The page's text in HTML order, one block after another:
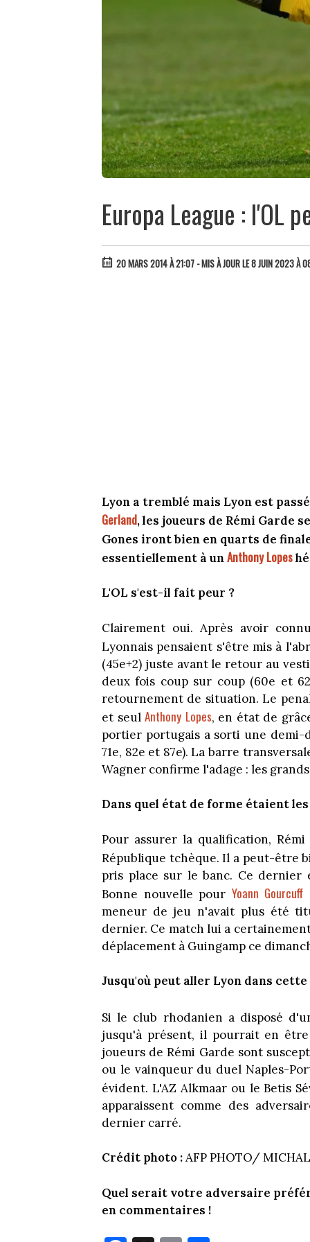
Europa League : l'OL
20 MARS 2014 À 21:07 - MIS À JOUR LE 8 JUIN 2023 À
Lyon a tremblé mais Lyon est
Gerland, les joueurs de Rémi Garde
Gones iront bien en quarts de
essentiellement à unAnthony Lopes
L'OL s'est-il fait peur ?
Clairement oui. Après avoir
Lyonnais pensaient s'être mis à
(45e+2) juste avant le retour au
deux fois coup sur coup (60e et
retournement de situation. Le
et seulAnthony Lopes, en état de
portier portugais a sorti une demi-
71e, 82e et 87e). La barre
Wagner confirme l'adage : les
Dans quel état de forme étaient
Pour assurer la qualification,
République tchèque. Il a peut-être
pris place sur le banc. Ce
Bonne nouvelle pour Yoann Gourcuff
meneur de jeu n'avait plus été
dernier. Ce match lui a
déplacement à Guingamp ce
Jusqu'où peut aller Lyon dans cette
Si le club rhodanien a disposé
jusqu'à présent, il pourrait en
joueurs de Rémi Garde sont
ou le vainqueur du duel Naples-
évident. L'AZ Alkmaar ou le Betis
apparaissent comme des
dernier carré.
Crédit photo :AFP PHOTO/
Quel serait votre adversaire
en commentaires !